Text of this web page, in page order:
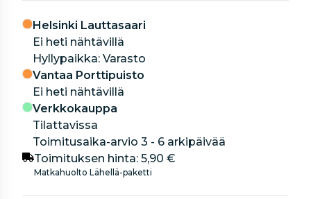
Helsinki Lauttasaari
Ei heti nähtävillä
hyllypaikka: Varasto
Vantaa Porttipuisto
Ei heti nähtävillä
Verkkokauppa
Tilattavissa
Toimitusaika-arvio 3 - 6 arkipäivää
Toimituksen hinta: 5,90 €
Matkahuolto Lähellä-paketti